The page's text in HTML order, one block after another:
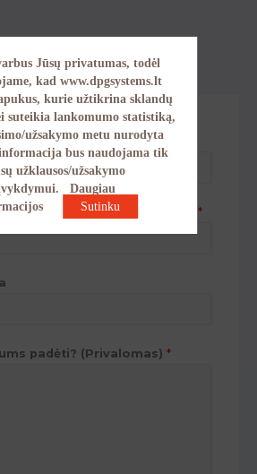
pašto adresas (Privalomas) *
padėti? (Privalomas) *
Jūsų privatumas, todėl
kad www.dpgsystems.lt
kurie užtikrina sklandų
suteikia lankomumo statistiką,
užsakymo metu nurodyta
bus naudojama tik
užklausos/užsakymo
Daugiau
Sutinku